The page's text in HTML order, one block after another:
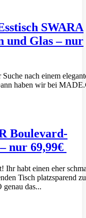
SWARA
und Glas – nur
nach einem
haben wir bei
Boulevard-
nur 69,99€
Ihr habt einen eher
Tisch platzsparend
das...